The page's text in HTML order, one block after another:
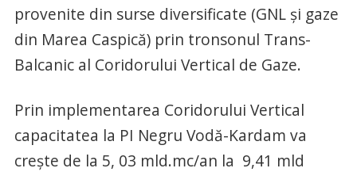
provenite din surse diversificate (GNL și gaze
din Marea Caspică) prin tronsonul Trans-
Balcanic al Coridorului Vertical de Gaze.
Prin implementarea Coridorului Vertical
capacitatea la PI Negru Vodă-Kardam va
crește de la 5, 03 mld.mc/an la 9,41 mld